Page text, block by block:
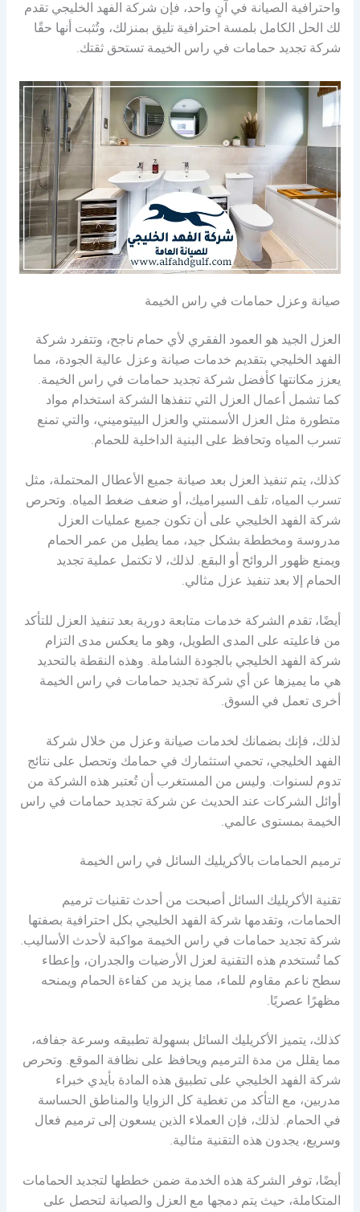
واحترافية الصيانة في آنٍ واحد، فإن شركة الفهد الخليجي تقدم
لك الحل الكامل بلمسة احترافية تليق بمنزلك، وتُثبت أنها حقًا
شركة تجديد حمامات في راس الخيمة تستحق ثقتك.
صيانة وعزل حمامات في راس الخيمة
العزل الجيد هو العمود الفقري لأي حمام ناجح، وتتفرد شركة
الفهد الخليجي بتقديم خدمات صيانة وعزل عالية الجودة، مما
يعزز مكانتها كأفضل شركة تجديد حمامات في راس الخيمة.
كما تشمل أعمال العزل التي تنفذها الشركة استخدام مواد
متطورة مثل العزل الأسمنتي والعزل البيتوميني، والتي تمنع
تسرب المياه وتحافظ على البنية الداخلية للحمام.
كذلك، يتم تنفيذ العزل بعد صيانة جميع الأعطال المحتملة، مثل
تسرب المياه، تلف السيراميك، أو ضعف ضغط المياه. وتحرص
شركة الفهد الخليجي على أن تكون جميع عمليات العزل
مدروسة ومخططة بشكل جيد، مما يطيل من عمر الحمام
ويمنع ظهور الروائح أو البقع. لذلك، لا تكتمل عملية تجديد
الحمام إلا بعد تنفيذ عزل مثالي.
أيضًا، تقدم الشركة خدمات متابعة دورية بعد تنفيذ العزل للتأكد
من فاعليته على المدى الطويل، وهو ما يعكس مدى التزام
شركة الفهد الخليجي بالجودة الشاملة. وهذه النقطة بالتحديد
هي ما يميزها عن أي شركة تجديد حمامات في راس الخيمة
أخرى تعمل في السوق.
لذلك، فإنك بضمانك لخدمات صيانة وعزل من خلال شركة
الفهد الخليجي، تحمي استثمارك في حمامك وتحصل على نتائج
تدوم لسنوات. وليس من المستغرب أن تُعتبر هذه الشركة من
أوائل الشركات عند الحديث عن شركة تجديد حمامات في راس
الخيمة بمستوى عالمي.
ترميم الحمامات بالأكريليك السائل في راس الخيمة
تقنية الأكريليك السائل أصبحت من أحدث تقنيات ترميم
الحمامات، وتقدمها شركة الفهد الخليجي بكل احترافية بصفتها
شركة تجديد حمامات في راس الخيمة مواكبة لأحدث الأساليب.
كما تُستخدم هذه التقنية لعزل الأرضيات والجدران، وإعطاء
سطح ناعم مقاوم للماء، مما يزيد من كفاءة الحمام ويمنحه
مظهرًا عصريًا.
كذلك، يتميز الأكريليك السائل بسهولة تطبيقه وسرعة جفافه،
مما يقلل من مدة الترميم ويحافظ على نظافة الموقع. وتحرص
شركة الفهد الخليجي على تطبيق هذه المادة بأيدي خبراء
مدربين، مع التأكد من تغطية كل الزوايا والمناطق الحساسة
في الحمام. لذلك، فإن العملاء الذين يسعون إلى ترميم فعال
وسريع، يجدون هذه التقنية مثالية.
أيضًا، توفر الشركة هذه الخدمة ضمن خططها لتجديد الحمامات
المتكاملة، حيث يتم دمجها مع العزل والصيانة لتحصل على